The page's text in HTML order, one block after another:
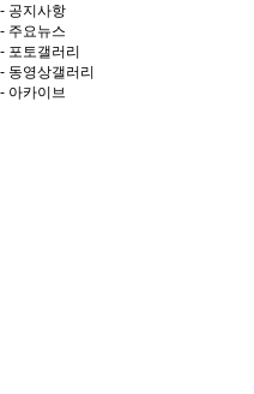
- 공지사항
- 주요뉴스
- 포토갤러리
- 동영상갤러리
- 아카이브